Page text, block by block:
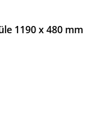
1190 x 480 mm